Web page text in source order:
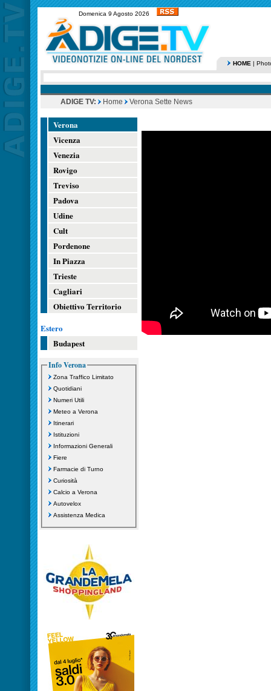
Domenica 9 Agosto 2026
HOME |
ADIGE TV: Home Verona Sette News
Verona
Vicenza
Venezia
Rovigo
Treviso
Padova
Udine
Cult
Pordenone
In Piazza
Trieste
Cagliari
Obiettivo Territorio
Estero
Budapest
Info Verona
Zona Traffico Limitato
Quotidiani
Numeri Utili
Meteo a Verona
Itinerari
Istituzioni
Informazioni Generali
Fiere
Farmacie di Turno
Curiosità
Calcio a Verona
Autovelox
Assistenza Medica